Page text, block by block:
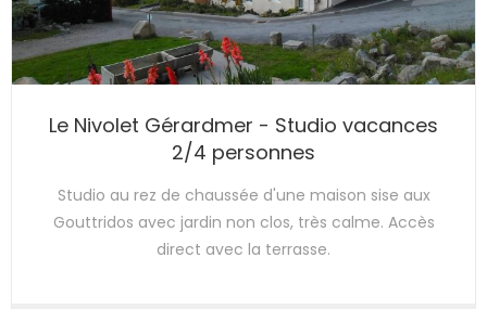
Le Nivolet Gérardmer - Studio vacances
2/4 personnes
Studio au rez de chaussée d'une maison sise aux
Gouttridos avec jardin non clos, très calme. Accès
direct avec la terrasse.